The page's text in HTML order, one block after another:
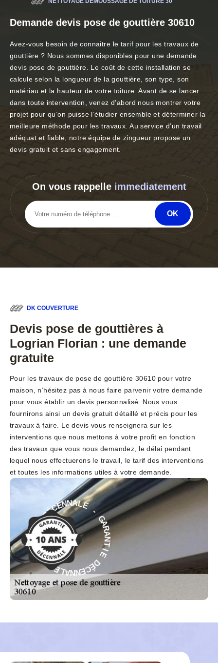
Demande devis pose de gouttière 30610
Avez-vous besoin de connaitre le tarif pour les travaux de
gouttière ? Nous sommes disponibles pour une demande
devis pose de gouttière. Le coût de cette installation se
calcule selon la longueur de la gouttière, son type, son
matériau et la hauteur de votre toiture. Avant de se lancer
dans toute intervention, venez d’abord nous montrer votre
projet pour qu’on puisse l’étudier ensemble et déterminer la
meilleure méthode pour les travaux. Au service d’un travail
adéquat et fiable, notre équipe de zingueur propose un
devis gratuit et sans engagement.
On vous rappelle immediatement
DK COUVERTURE
Devis pose de gouttières à
Logrian Florian : une demande
gratuite
Pour les travaux de pose de gouttière 30610 pour votre
maison, n’hésitez pas à nous faire parvenir votre demande
pour vous établir un devis personnalisé. Nous vous
fournirons ainsi un devis gratuit détaillé et précis pour les
travaux à faire. Le devis vous renseignera sur les
interventions que nous mettons à votre profit en fonction
des travaux que vous nous demandez, le délai pendant
lequel nous effectuerons le travail, le tarif des interventions
et toutes les informations utiles à votre demande.
G
A
R
A
N
T
I
E
D
É
C
E
NNALE - GAR
A
N
T
I
E
D
É
C
E
N
N
A
L
E
-